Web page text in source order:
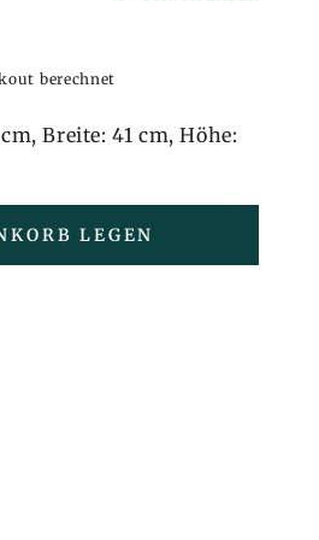
berechnet
Breite: 41 cm, Höhe:
LEGEN